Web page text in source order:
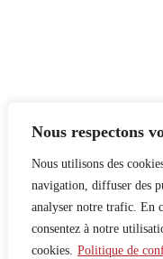
Nous respectons
Nous utilisons des
navigation, diffuser des
analyser notre trafic. En
consentez à notre
cookies. Politique de